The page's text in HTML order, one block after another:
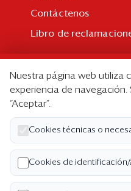
Contáctenos
Libro de
Suscripción individual
Paquetes corporativos
Edición Impresa
Nosotros
Quiénes somos
Nuestra página web utiliza
experiencia de navegación.
“Aceptar”.
Cookies técnicas o
Cookies de